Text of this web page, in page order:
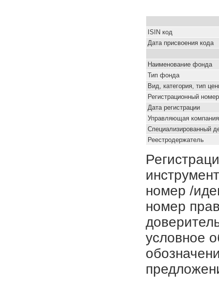
ISIN код
Дата присвоения кода
Наименование фонда
Тип фонда
Вид, категория, тип
Регистрационный номер
Дата регистрации
Управляющая компания
Специализированный
Реестродержатель
номер /
номер
условное